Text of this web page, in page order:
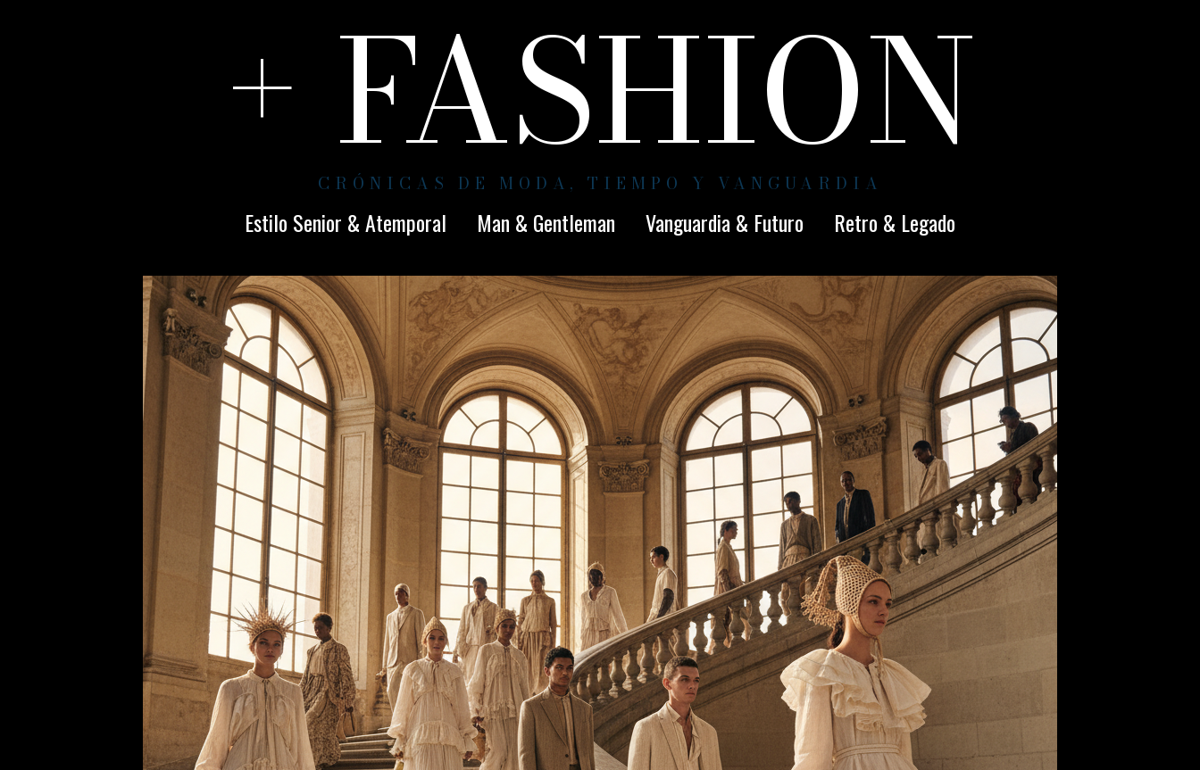
+ FASHION
CRÓNICAS DE MODA, TIEMPO Y VANGUARDIA
Estilo Senior & Atemporal Man & Gentleman Vanguardia & Futuro Retro & Legado